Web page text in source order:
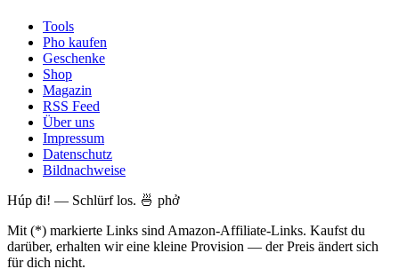
Tools
Pho kaufen
Geschenke
Shop
Magazin
RSS Feed
Über uns
Impressum
Datenschutz
Bildnachweise
Húp đi! — Schlürf los. 🍜 phở
Mit (*) markierte Links sind Amazon-Affiliate-Links. Kaufst du
darüber, erhalten wir eine kleine Provision — der Preis ändert sich
für dich nicht.